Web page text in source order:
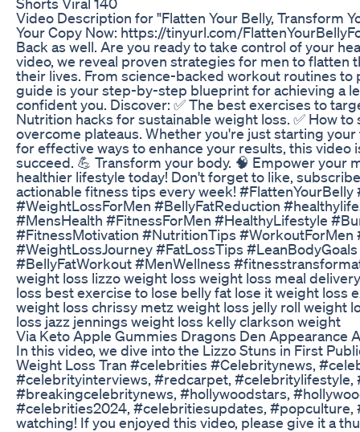
Video Description for "Flatten Your Belly, Transform
Your Copy Now: https://tinyurl.com/
Back as well. Are you ready to take control of your
video, we reveal proven strategies for men to flatten
their lives. From science-backed workout routines to
guide is your step-by-step blueprint for achieving a
confident you. Discover: ✅ The best exercises to
Nutrition hacks for sustainable weight loss. ✅ How
overcome plateaus. Whether you're just starting
for effective ways to enhance your results, this video
succeed. 💪 Transform your body. 🧠 Empower your
healthier lifestyle today! Don't forget to like,
actionable fitness tips every week!
#WeightLossForMen #BellyFatReduction
#MensHealth #FitnessForMen #HealthyLifestyle
#FitnessMotivation #NutritionTips #WorkoutForMen
#WeightLossJourney #FatLossTips
#BellyFatWorkout #MenWellness
weight loss lizzo weight loss weight loss meal
loss best exercise to lose belly fat lose it weight loss
weight loss chrissy metz weight loss jelly roll weight
loss jazz jennings weight loss kelly clarkson weight
Via Keto Apple Gummies Dragons Den Appearance
In this video, we dive into the Lizzo Stuns in First
Weight Loss Tran #celebrities #Celebritynews,
#celebrityinterviews, #redcarpet, #celebritylifestyle,
#breakingcelebritynews, #hollywoodstars,
#celebrities2024, #celebritiesupdates, #popculture,
watching! If you enjoyed this video, please give it a